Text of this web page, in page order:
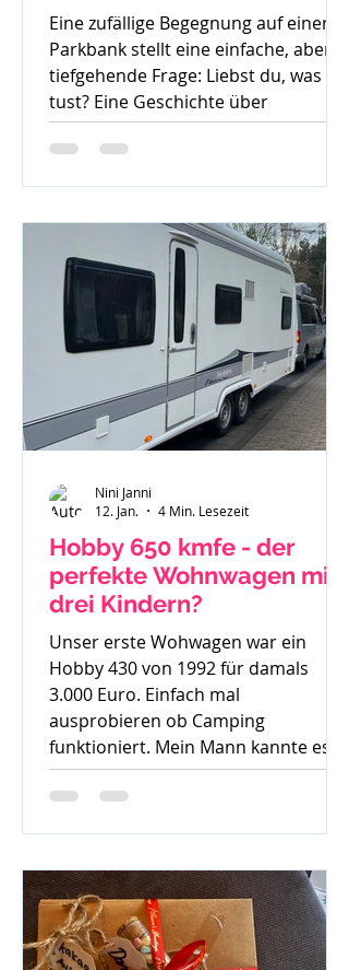
Eine zufällige Begegnung auf einer
Parkbank stellt eine einfache, aber
tiefgehende Frage: Liebst du, was du
tust? Eine Geschichte über
Gedanken, Mut und den ersten
Schritt zur Veränderung.
Hobby 650 kmfe - der
perfekte Wohnwagen mit
drei Kindern?
Unser erste Wohwagen war ein
Hobby 430 von 1992 für damals
3.000 Euro. Einfach mal
ausprobieren ob Camping
funktioniert. Mein Mann kannte es
gar nicht, ich bin mit Wohnwagen
und Wohnmobilen groß geworden -
großer Sohn geboren wurde sind wir
auch noch mit diesem 30 Jahre alten
Hobby los und haben schnell
gemerkt - der ist zu klein. Also haben
Nini Janni
12. Jan.
4 Min. Lesezeit